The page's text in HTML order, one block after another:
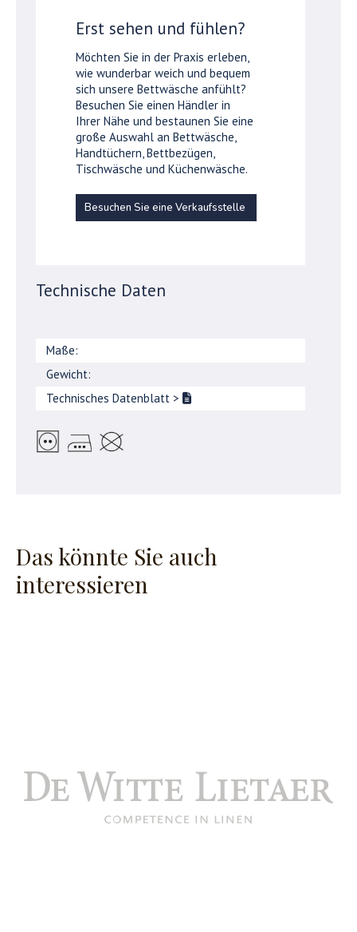
Erst sehen und fühlen?
Möchten Sie in der Praxis erleben,
wie wunderbar weich und bequem
sich unsere Bettwäsche anfühlt?
Besuchen Sie einen Händler in
Ihrer Nähe und bestaunen Sie eine
große Auswahl an Bettwäsche,
Handtüchern, Bettbezügen,
Tischwäsche und Küchenwäsche.
Besuchen Sie eine Verkaufsstelle
Technische Daten
Maße:
Gewicht:
Technisches Datenblatt >
Das könnte Sie auch
interessieren